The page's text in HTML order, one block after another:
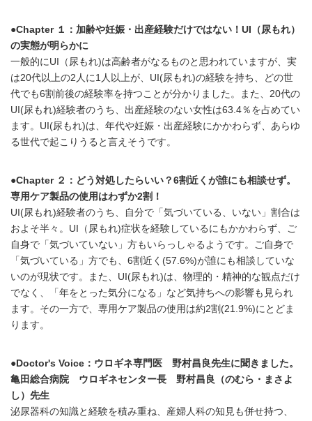
●Chapter １：加齢や妊娠・出産経験だけではない！UI（尿もれ）
の実態が明らかに
一般的にUI（尿もれ)は高齢者がなるものと思われていますが、実
は20代以上の2人に1人以上が、UI(尿もれ)の経験を持ち、どの世
代でも6割前後の経験率を持つことが分かりました。また、20代の
UI(尿もれ)経験者のうち、出産経験のない女性は63.4％を占めてい
ます。UI(尿もれ)は、年代や妊娠・出産経験にかかわらず、あらゆ
る世代で起こりうると言えそうです。
●Chapter ２：どう対処したらいい？6割近くが誰にも相談せず。
専用ケア製品の使用はわずか2割！
UI(尿もれ)経験者のうち、自分で「気づいている、いない」割合は
およそ半々。UI（尿もれ)症状を経験しているにもかかわらず、ご
自身で「気づいていない」方もいらっしゃるようです。ご自身で
「気づいている」方でも、6割近く(57.6%)が誰にも相談していな
いのが現状です。また、UI(尿もれ)は、物理的・精神的な観点だけ
でなく、「年をとった気分になる」など気持ちへの影響も見られ
ます。その一方で、専用ケア製品の使用は約2割(21.9%)にとどま
ります。
●Doctor's Voice：ウロギネ専門医 野村昌良先生に聞きました。
亀田総合病院 ウロギネセンター長 野村昌良（のむら・まさよ
し）先生
泌尿器科の知識と経験を積み重ね、産婦人科の知見も併せ持つ、